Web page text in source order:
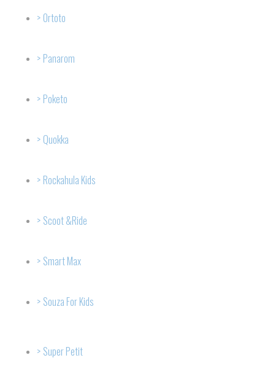
Ortoto
Panarom
Poketo
Quokka
Rockahula Kids
Scoot &Ride
Smart Max
Souza For Kids
Super Petit